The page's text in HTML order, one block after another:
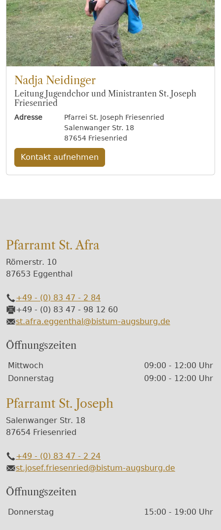
Nadja Neidinger
Leitung Jugendchor und Ministranten St. Joseph
Friesenried
Adresse
Pfarrei St. Joseph Friesenried
Salenwanger Str. 18
87654 Friesenried
Kontakt aufnehmen
Pfarramt St. Afra
Römerstr. 10
87653 Eggenthal
Telefon
+49 - (0) 83 47 - 2 84
Fax
+49 - (0) 83 47 - 98 12 60
E-Mail
st.afra.eggenthal@bistum-augsburg.de
Öffnungszeiten
Wochentage / Monate
Öffnungszeiten / Hinweise
Mittwoch
09:00 - 12:00 Uhr
Donnerstag
09:00 - 12:00 Uhr
Pfarramt St. Joseph
Salenwanger Str. 18
87654 Friesenried
Telefon
+49 - (0) 83 47 - 2 24
E-Mail
st.josef.friesenried@bistum-augsburg.de
Öffnungszeiten
Wochentage / Monate
Öffnungszeiten / Hinweise
Donnerstag 15:00 - 19:00 Uhr